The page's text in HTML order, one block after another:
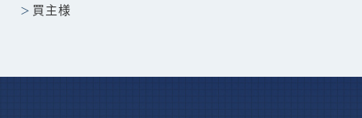
買主様